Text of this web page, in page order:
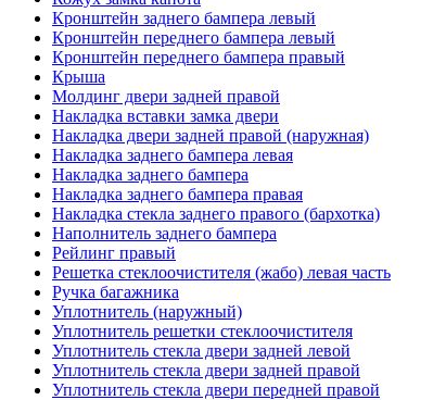
Кронштейн заднего бампера левый
Кронштейн переднего бампера левый
Кронштейн переднего бампера правый
Крыша
Молдинг двери задней правой
Накладка вставки замка двери
Накладка двери задней правой (наружная)
Накладка заднего бампера левая
Накладка заднего бампера
Накладка заднего бампера правая
Накладка стекла заднего правого (бархотка)
Наполнитель заднего бампера
Рейлинг правый
Решетка стеклоочистителя (жабо) левая часть
Ручка багажника
Уплотнитель (наружный)
Уплотнитель решетки стеклоочистителя
Уплотнитель стекла двери задней левой
Уплотнитель стекла двери задней правой
Уплотнитель стекла двери передней правой